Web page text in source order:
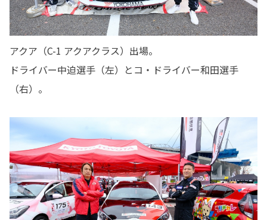
アクア（C-1 アクアクラス）出場。
ドライバー中迫選手（左）とコ・ドライバー和田選手
（右）。